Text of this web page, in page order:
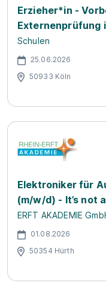
Erzieher*in -
Externenprüfung
Schulen
25.06.2026
50933 Köln
Elektroniker für
(m/w/d) - It’s not
ERFT AKADEMIE
01.08.2026
50354 Hürth